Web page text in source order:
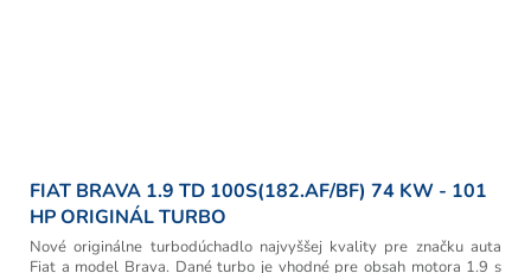
FIAT BRAVA 1.9 TD 100S(182.AF/BF) 74 KW - 101
HP ORIGINÁL TURBO
Nové originálne turbodúchadlo najvyššej kvality pre značku auta
Fiat a model Brava. Dané turbo je vhodné pre obsah motora 1.9 s